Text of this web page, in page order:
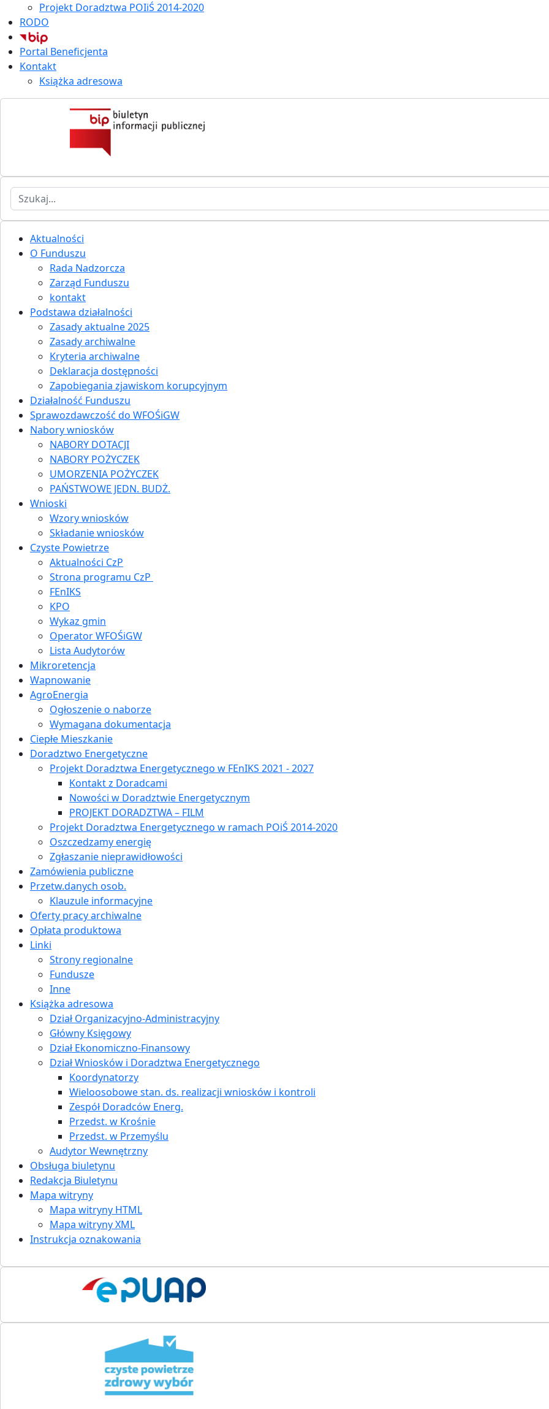
Projekt Doradztwa POIiŚ 2014-2020
RODO
Portal Beneficjenta
Kontakt
Książka adresowa
Szukaj
Aktualności
O Funduszu
Rada Nadzorcza
Zarząd Funduszu
kontakt
Podstawa działalności
Zasady aktualne 2025
Zasady archiwalne
Kryteria archiwalne
Deklaracja dostępności
Zapobiegania zjawiskom korupcyjnym
Działalność Funduszu
Sprawozdawczość do WFOŚiGW
Nabory wniosków
NABORY DOTACJI
NABORY POŻYCZEK
UMORZENIA POŻYCZEK
PAŃSTWOWE JEDN. BUDŻ.
Wnioski
Wzory wniosków
Składanie wniosków
Czyste Powietrze
Aktualności CzP
Strona programu CzP
FEnIKS
KPO
Wykaz gmin
Operator WFOŚiGW
Lista Audytorów
Mikroretencja
Wapnowanie
AgroEnergia
Ogłoszenie o naborze
Wymagana dokumentacja
Ciepłe Mieszkanie
Doradztwo Energetyczne
Projekt Doradztwa Energetycznego w FEnIKS 2021 - 2027
Kontakt z Doradcami
Nowości w Doradztwie Energetycznym
PROJEKT DORADZTWA – FILM
Projekt Doradztwa Energetycznego w ramach POiŚ 2014-2020
Oszczedzamy energię
Zgłaszanie nieprawidłowości
Zamówienia publiczne
Przetw.danych osob.
Klauzule informacyjne
Oferty pracy archiwalne
Opłata produktowa
Linki
Strony regionalne
Fundusze
Inne
Książka adresowa
Dział Organizacyjno-Administracyjny
Główny Księgowy
Dział Ekonomiczno-Finansowy
Dział Wniosków i Doradztwa Energetycznego
Koordynatorzy
Wieloosobowe stan. ds. realizacji wniosków i kontroli
Zespół Doradców Energ.
Przedst. w Krośnie
Przedst. w Przemyślu
Audytor Wewnętrzny
Obsługa biuletynu
Redakcja Biuletynu
Mapa witryny
Mapa witryny HTML
Mapa witryny XML
Instrukcja oznakowania